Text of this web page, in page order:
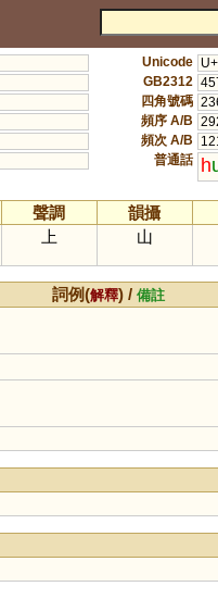
Unicode
GB2312
四角號碼
頻序 A/B
頻次 A/B
普通話 h
聲調 韻攝
上 山
詞例(解釋) /備註